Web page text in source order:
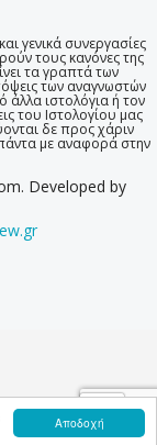
Αποδοχή
γενικά συνεργασίες
τους κανόνες της
τα γραπτά των
των αναγνωστών
άλλα ιστολόγια ή τον
του Ιστολογίου μας
δε προς χάριν
με αναφορά στην
Developed by